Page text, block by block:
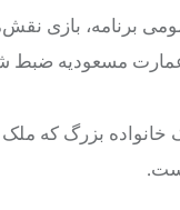
برنامه، بازی
عمارت مسعودیه
خانواده‌ بزرگ که